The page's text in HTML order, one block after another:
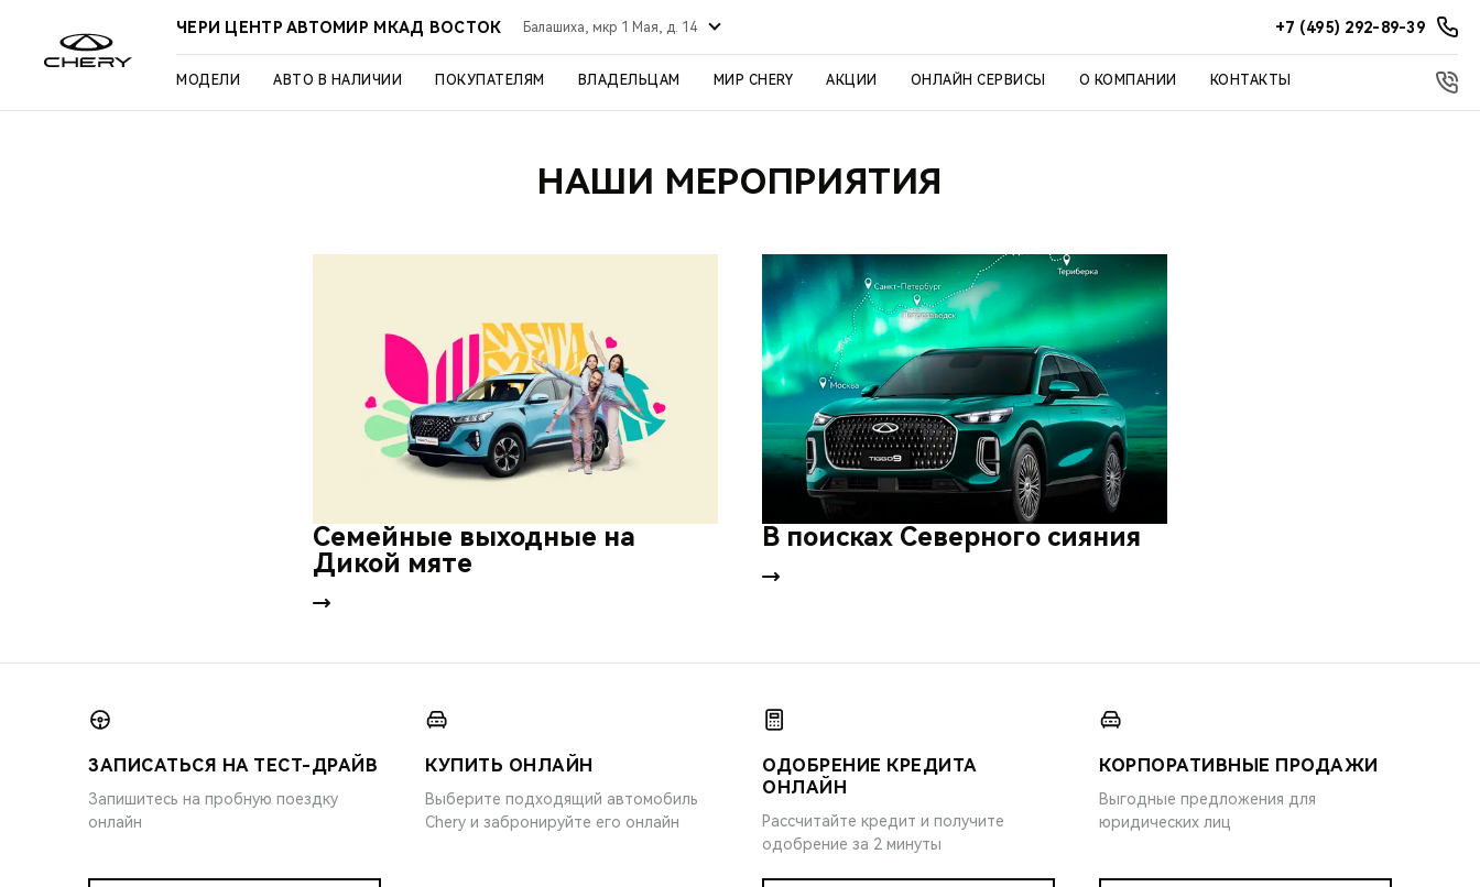
ЧЕРИ ЦЕНТР АВТОМИР МКАД ВОСТОК Балашиха, мкр 1 Мая, д. 14 +7 (495) 292-89-39
МОДЕЛИ АВТО В НАЛИЧИИ ПОКУПАТЕЛЯМ ВЛАДЕЛЬЦАМ МИР CHERY АКЦИИ ОНЛАЙН СЕРВИСЫ О КОМПАНИИ КОНТАКТЫ
НАШИ МЕРОПРИЯТИЯ
Семейные выходные на
Дикой мяте
В поисках Северного сияния
ЗАПИСАТЬСЯ НА ТЕСТ-ДРАЙВ
Запишитесь на пробную поездку
онлайн
КУПИТЬ ОНЛАЙН
Выберите подходящий автомобиль
Chery и забронируйте его онлайн
ОДОБРЕНИЕ КРЕДИТА
ОНЛАЙН
Рассчитайте кредит и получите
одобрение за 2 минуты
КОРПОРАТИВНЫЕ ПРОДАЖИ
Выгодные предложения для
юридических лиц